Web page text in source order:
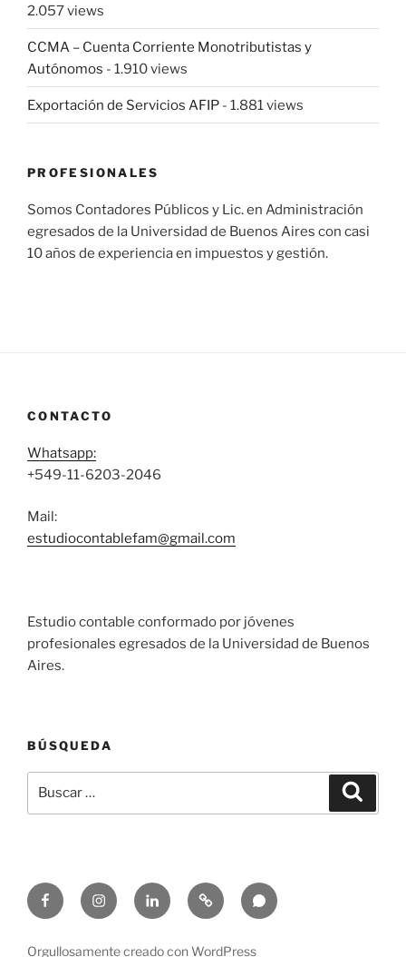
2.057 views
CCMA – Cuenta Corriente Monotributistas y
Autónomos - 1.910 views
Exportación de Servicios AFIP - 1.881 views
PROFESIONALES
Somos Contadores Públicos y Lic. en Administración
egresados de la Universidad de Buenos Aires con casi
10 años de experiencia en impuestos y gestión.
CONTACTO
Whatsapp:
+549-11-6203-2046
Mail:
estudiocontablefam@gmail.com
Estudio contable conformado por jóvenes
profesionales egresados de la Universidad de Buenos
Aires.
BÚSQUEDA
por:
FacebookInstagramLinkedinEmail Whatsapp
Orgullosamente creado con WordPress